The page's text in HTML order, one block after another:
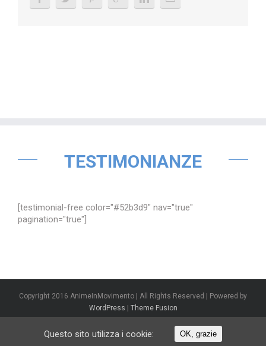
TESTIMONIANZE
[testimonial-free color="#52b3d9" nav="true"
pagination="true"]
Copyright 2016 AnimeInMovimento | All Rights Reserved | Powered by
WordPress
Theme Fusion
Questo sito utilizza i cookie: OK, grazie